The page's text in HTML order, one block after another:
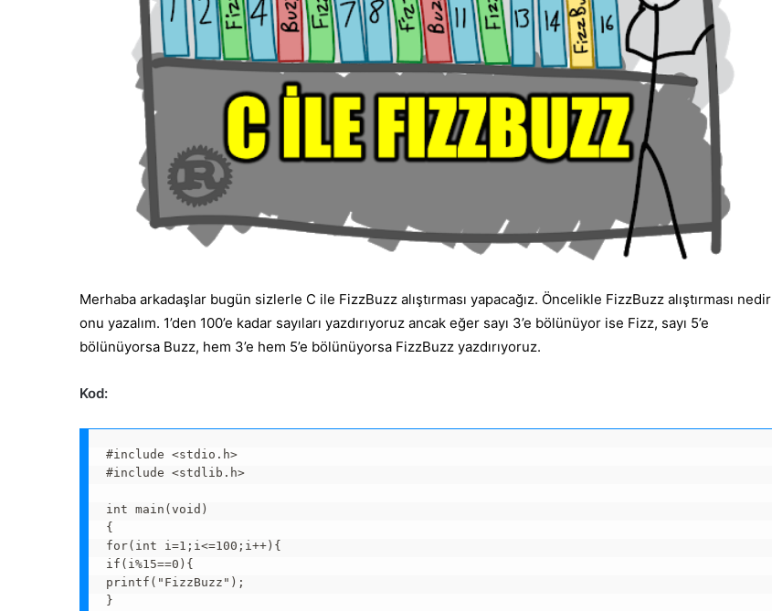
Merhaba arkadaşlar bugün sizlerle C ile FizzBuzz alıştırması yapacağız. Öncelikle FizzBuzz alıştırması nedir
onu yazalım. 1’den 100’e kadar sayıları yazdırıyoruz ancak eğer sayı 3’e bölünüyor ise Fizz, sayı 5’e
bölünüyorsa Buzz, hem 3’e hem 5’e bölünüyorsa FizzBuzz yazdırıyoruz.
Kod:
#include <stdio.h>
#include <stdlib.h>
int main(void)
{
for(int i=1;i<=100;i++){
if(i%15==0){
printf("FizzBuzz");
}